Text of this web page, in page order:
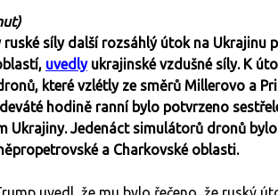
síly další rozsáhlý útok na Ukrajinu
uvedlyukrajinské vzdušné síly. K
které vzlétly ze směrů Millerovo a
hodině ranní bylo potvrzeno
Ukrajiny. Jedenáct simulátorů dronů
a Charkovské oblasti.